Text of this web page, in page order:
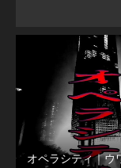
オペラシティ｜ウ